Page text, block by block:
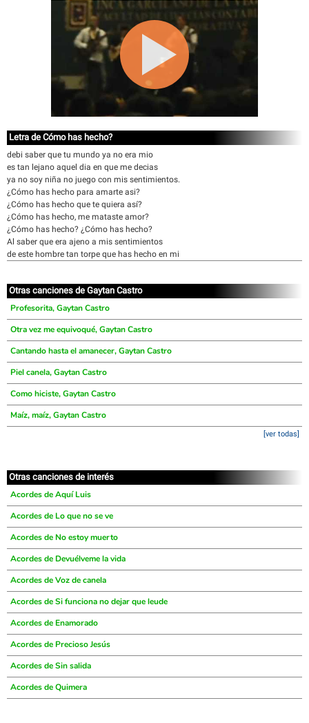
Letra de Cómo has hecho?
debi saber que tu mundo ya no era mio
es tan lejano aquel dia en que me decias
ya no soy niña no juego con mis sentimientos.
¿Cómo has hecho para amarte asi?
¿Cómo has hecho que te quiera así?
¿Cómo has hecho, me mataste amor?
¿Cómo has hecho? ¿Cómo has hecho?
Al saber que era ajeno a mis sentimientos
de este hombre tan torpe que has hecho en mi
Otras canciones de Gaytan Castro
Profesorita, Gaytan Castro
Otra vez me equivoqué, Gaytan Castro
Cantando hasta el amanecer, Gaytan Castro
Piel canela, Gaytan Castro
Como hiciste, Gaytan Castro
Maíz, maíz, Gaytan Castro
[ver todas]
Otras canciones de interés
Acordes de Aquí Luis
Acordes de Lo que no se ve
Acordes de No estoy muerto
Acordes de Devuélveme la vida
Acordes de Voz de canela
Acordes de Si funciona no dejar que leude
Acordes de Enamorado
Acordes de Precioso Jesús
Acordes de Sin salida
Acordes de Quimera